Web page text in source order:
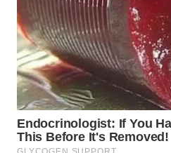
WN
GORONTALO
WN
SULUT
WN
MALUKU